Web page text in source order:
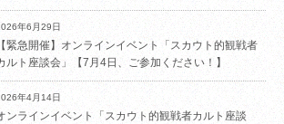
年6月29日
【緊急開催】オンラインイベント「スカウト的観戦者
ルト座談会」【7月4日、ご参加ください！】
年4月14日
ンラインイベント「スカウト的観戦者カルト座談